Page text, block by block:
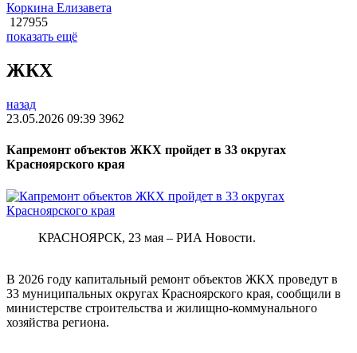
Коркина Елизавета
127955
показать ещё
ЖКХ
назад
23.05.2026 09:39 3962
Капремонт объектов ЖКХ пройдет в 33 округах
Красноярского края
КРАСНОЯРСК, 23 мая – РИА Новости.
В 2026 году капитальный ремонт объектов ЖКХ проведут в
33 муниципальных округах Красноярского края, сообщили в
министерстве строительства и жилищно-коммунального
хозяйства региона.